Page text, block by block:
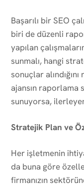
Başarılı bir SEO
biri de düzenli
yapılan
sunmalı, hangi
sonuçlar
ajansın
sunuyorsa,
Stratejik Plan ve
Her işletmenin
da buna göre
firmanızın